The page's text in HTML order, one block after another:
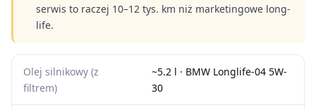
serwis to raczej 10–12 tys. km niż marketingowe long-
life.
Olej silnikowy (z
filtrem)
~5.2 l · BMW Longlife-04 5W-
30